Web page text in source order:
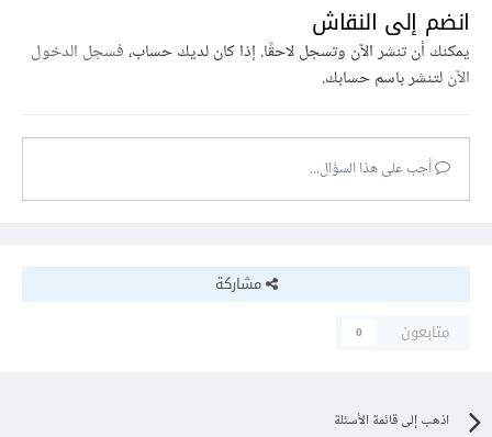
انضم إلى النقاش
يمكنك أن تنشر الآن وتسجل لاحقًا. إذا كان لديك حساب،فسجل الدخول
الآنلتنشر باسم حسابك.
أجب على هذا السؤال...
مشاركة
متابعون
0
اذهب إلى قائمة الأسئلة